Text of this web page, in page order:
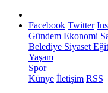
Facebook Twitter
Gündem Ekonomi
Belediye Siyaset
Yaşam
Spor
Künye İletişim RSS